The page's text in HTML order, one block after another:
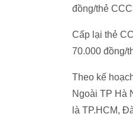
đồng/thẻ
Cấp lại thẻ
70.000 đồng/
Theo kế
Ngoài TP Hà
là TP.HCM,